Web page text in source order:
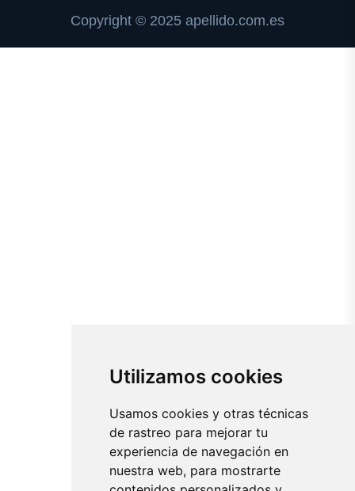
Utilizamos cookies
Usamos cookies y otras técnicas
de rastreo para mejorar tu
experiencia de navegación en
nuestra web, para mostrarte
Copyright © 2025 apellido.com.es